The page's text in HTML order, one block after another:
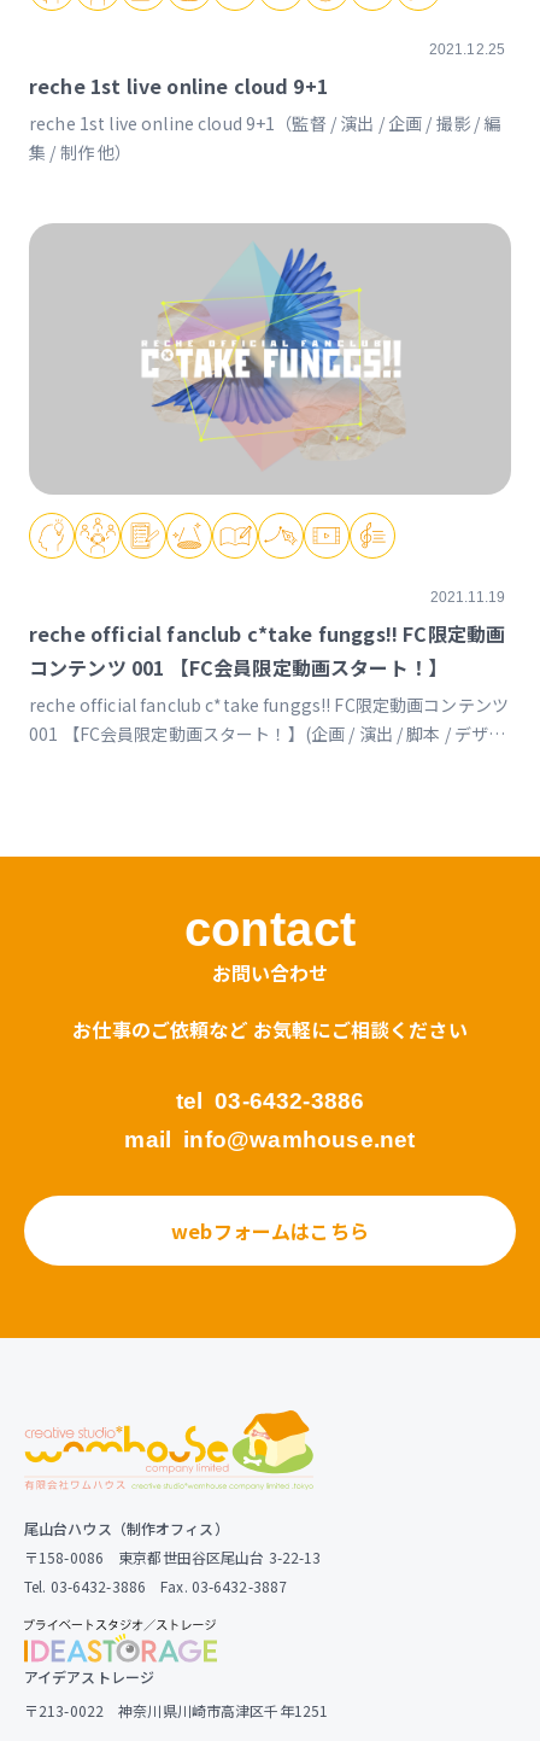
2021.12.25
reche 1st live online cloud 9+1
reche 1st live online cloud 9+1（監督 / 演出 / 企画 / 撮影 / 編
集 / 制作 他）
2021.11.19
reche official fanclub c*take funggs!! FC限定動画
コンテンツ 001 【FC会員限定動画スタート！】
reche official fanclub c*take funggs!! FC限定動画コンテンツ
001 【FC会員限定動画スタート！】(企画 / 演出 / 脚本 / デザイ
contact
お問い合わせ
お仕事のご依頼など お気軽にご相談ください
tel
03-6432-3886
mail
info@wamhouse.net
webフォームはこちら
尾山台ハウス（制作オフィス）
〒158-0086 東京都世田谷区尾山台 3-22-13
Tel. 03-6432-3886 Fax. 03-6432-3887
アイデアストレージ
〒213-0022 神奈川県川崎市高津区千年1251